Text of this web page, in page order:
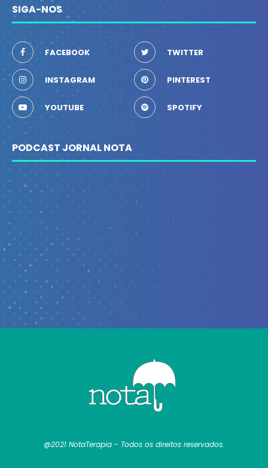
SIGA-NOS
FACEBOOK TWITTER
INSTAGRAM PINTEREST
YOUTUBE SPOTIFY
PODCAST JORNAL NOTA
@2021 NotaTerapia - Todos os direitos reservados.